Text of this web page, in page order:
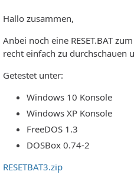
Hallo zusammen,
Anbei noch eine RESET.BAT
recht einfach zu durchschauen
Getestet unter:
Windows 10 Konsole
Windows XP Konsole
FreeDOS 1.3
DOSBox 0.74-2
RESETBAT3.zip